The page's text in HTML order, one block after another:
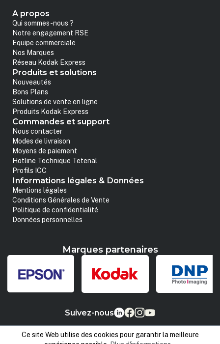
A propos
Qui sommes-nous ?
Notre engagement RSE
Equipe commerciale
Nos Marques
Réseau Kodak Express
Produits et solutions
Nouveautés
Bons Plans
Solutions de vente en ligne
Produits Kodak Express
Commandes et support
Nous contacter
Modes de livraison
Moyens de paiement
Hotline Technique Tetenal
Profils ICC
Informations légales & Données
Mentions légales
Conditions Générales de Vente
Politique de confidentialité
Données personnelles
Marques partenaires
Suivez-nous
Ce site Web utilise des cookies pour garantir la meilleure